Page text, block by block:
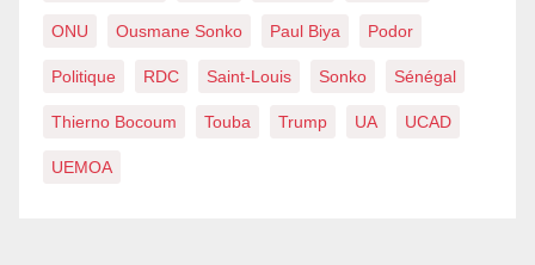
ONU Ousmane Sonko Paul Biya Podor
Politique RDC Saint-Louis Sonko Sénégal
Thierno Bocoum Touba Trump UA UCAD
UEMOA